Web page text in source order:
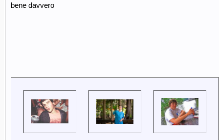
bene davvero